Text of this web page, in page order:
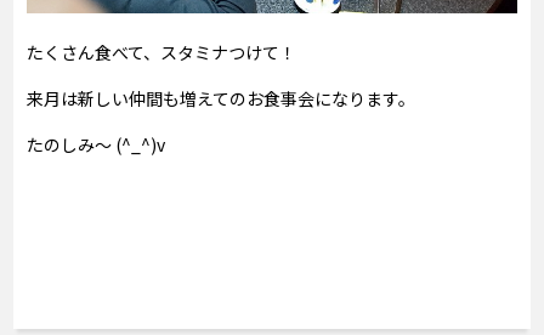
たくさん食べて、スタミナつけて！
来月は新しい仲間も増えてのお食事会になります。
たのしみ～ (^_^)v